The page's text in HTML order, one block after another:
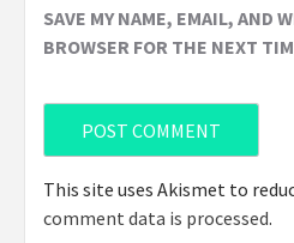
SAVE MY NAME, EMAIL, AND
BROWSER FOR THE NEXT
This site uses Akismet to
comment data is processed.